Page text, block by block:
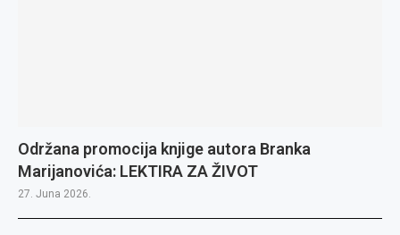
Održana promocija knjige autora Branka
Marijanovića: LEKTIRA ZA ŽIVOT
27. Juna 2026.